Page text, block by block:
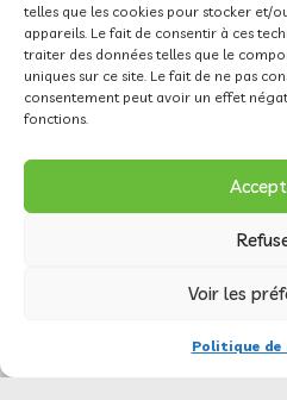
telles que les cookies pour stocker et/
appareils. Le fait de consentir à ces
traiter des données telles que le
uniques sur ce site. Le fait de ne pas
consentement peut avoir un effet
fonctions.
Voir les
Politique de
Case postale 408
1815 Clarens
info@montreux-
CCP 18-529-8 • IBAN CH15
Tous droits réservés -